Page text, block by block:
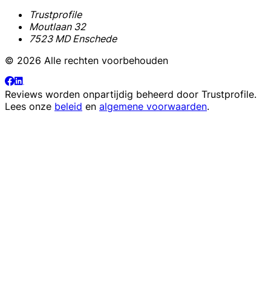
Trustprofile
Moutlaan 32
7523 MD Enschede
© 2026 Alle rechten voorbehouden
Reviews worden onpartijdig beheerd door Trustprofile.
Lees onze beleid en algemene voorwaarden.